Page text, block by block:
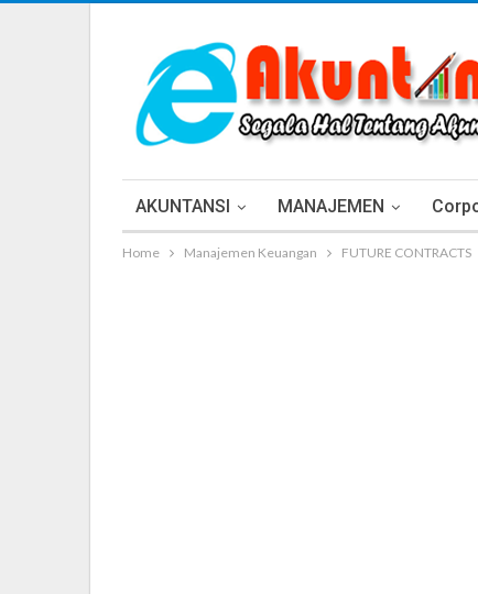
AKUNTANSI MANAJEMEN
Home Manajemen Keuangan FUTURE CONTRACTS